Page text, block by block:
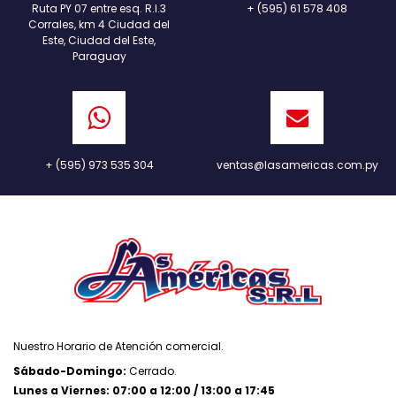
Ruta PY 07 entre esq. R.I.3
Corrales, km 4 Ciudad del
Este, Ciudad del Este,
Paraguay
+ (595) 61 578 408
+ (595) 973 535 304 ventas@lasamericas.com.py
Nuestro Horario de Atención comercial.
Sábado-Domingo: Cerrado.
Lunes a Viernes: 07:00 a 12:00 / 13:00 a 17:45